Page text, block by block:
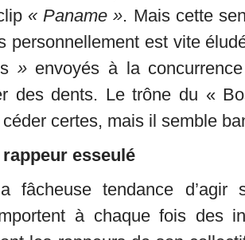
« Paname ». Mais cette
personnellement est vite
»envoyés à la
des dents. Le trône du «
céder certes, mais il semble
esseulé
fâcheuse tendance d’agir
à chaque fois des